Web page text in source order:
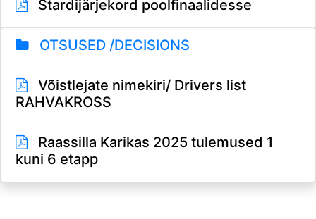
Stardijärjekord poolfinaalidesse
OTSUSED /DECISIONS
Võistlejate nimekiri/ Drivers list
RAHVAKROSS
Raassilla Karikas 2025 tulemused 1
kuni 6 etapp